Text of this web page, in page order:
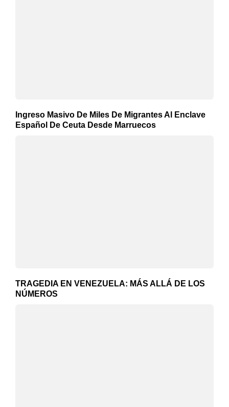
Ingreso Masivo De Miles De Migrantes Al Enclave
Español De Ceuta Desde Marruecos
TRAGEDIA EN VENEZUELA: MÁS ALLÁ DE LOS
NÚMEROS